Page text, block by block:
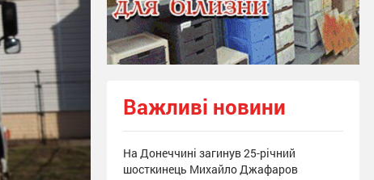
Важливі новини
На Донеччині загинув 25-річний
шосткинець Михайло Джафаров